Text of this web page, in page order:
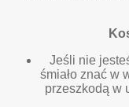
Jeśli nie
śmiało znać w
przeszkodą w